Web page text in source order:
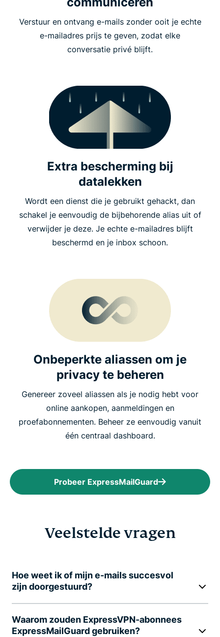
Verstuur en ontvang e-mails zonder ooit je echte
e-mailadres prijs te geven, zodat elke
conversatie privé blijft.
Extra bescherming bij
datalekken
Wordt een dienst die je gebruikt gehackt, dan
schakel je eenvoudig de bijbehorende alias uit of
verwijder je deze. Je echte e-mailadres blijft
beschermd en je inbox schoon.
Onbeperkte aliassen om je
privacy te beheren
Genereer zoveel aliassen als je nodig hebt voor
online aankopen, aanmeldingen en
proefabonnementen. Beheer ze eenvoudig vanuit
één centraal dashboard.
Probeer ExpressMailGuard
Veelstelde vragen
Hoe weet ik of mijn e-mails succesvol
zijn doorgestuurd?
Waarom zouden ExpressVPN-abonnees
ExpressMailGuard gebruiken?